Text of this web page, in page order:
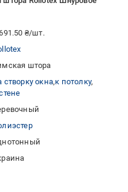
₴/шт.
штора
створку окна к потолку